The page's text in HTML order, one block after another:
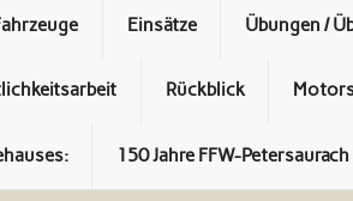
Einsätze Übungen /
Rückblick
150 Jahre FFW-